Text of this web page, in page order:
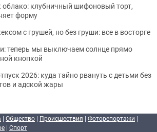
клубничный шифоновый торт,
форму
с грушей, но без груши: все в восторге
теперь мы выключаем солнце прямо
кнопкой
2026: куда тайно рвануть с детьми без
и адской жары
| Общество | Происшествия | Фоторепортажи |
| Спорт